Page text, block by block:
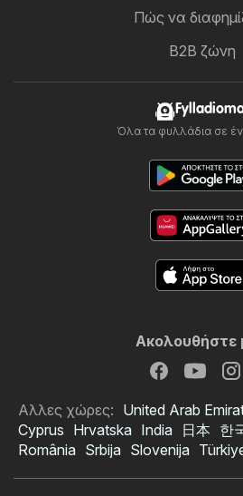
Πώς να
B2B ζώνη
Όλα τα φυλλάδια σε
Ακολουθήστε
Αλλες χώρες: United Arab
Cyprus Hrvatska India 日本 한
România Srbija Slovenija